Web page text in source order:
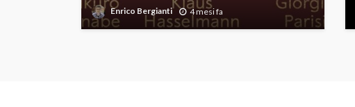
Enrico Bergianti 4 mesi fa